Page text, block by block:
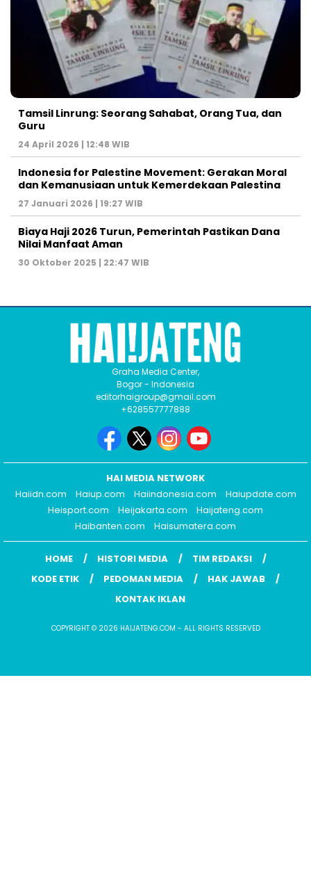
Tamsil Linrung: Seorang Sahabat, Orang Tua, dan
Guru
24 April 2026 | 12:48 WIB
Indonesia for Palestine Movement: Gerakan Moral
dan Kemanusiaan untuk Kemerdekaan Palestina
27 Januari 2026 | 19:27 WIB
Biaya Haji 2026 Turun, Pemerintah Pastikan Dana
Nilai Manfaat Aman
30 Oktober 2025 | 22:47 WIB
Graha Media Center,
Bogor - Indonesia
editorhaigroup@gmail.com
+628557777888
HAI MEDIA NETWORK
Haiidn.com
Haiup.com Haiindonesia.com
Haiupdate.com
Heisport.com
Heijakarta.com
Haijateng.com
Haibanten.com
Haisumatera.com
HOME HISTORI MEDIA
TIM REDAKSI
KODE ETIK
PEDOMAN MEDIA
HAK JAWAB
KONTAK IKLAN
COPYRIGHT © 2026 HAIJATENG.COM - ALL RIGHTS RESERVED